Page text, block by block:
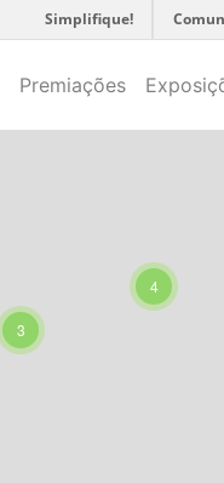
Simplifique!
Premiações
4
3